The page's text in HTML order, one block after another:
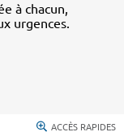
à chacun,
urgences.
ACCÈS RAPIDES